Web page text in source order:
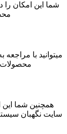
شما این امکان
میتوانید با
محصولات
همچنین شما این
سایت نگهبان